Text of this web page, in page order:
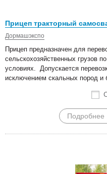
Прицеп тракторный
Дормашэкспо
Прицеп предназначен для
сельскохозяйственных грузов
условиях. Допускается
исключением скальных пород и
Подробнее